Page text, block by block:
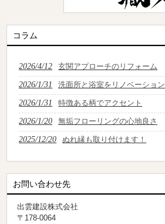
コラム
2026/4/12 玄関アプローチのリフォーム
2026/1/31 洗面所と浴室をリノベーション
2026/1/31 特徴ある柄でアクセント
2026/1/20 無垢フローリングの心地良さ
2025/12/20 ぬれ縁も取り付けます！
お問い合わせ先
出雲建設株式会社
〒178-0064